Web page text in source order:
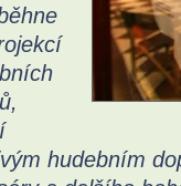
hudebním